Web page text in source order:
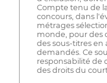
Compte tenu de
concours, dans
métrages
monde, pour des
des sous-titres
demandés. Ce
responsabilité de
des droits du